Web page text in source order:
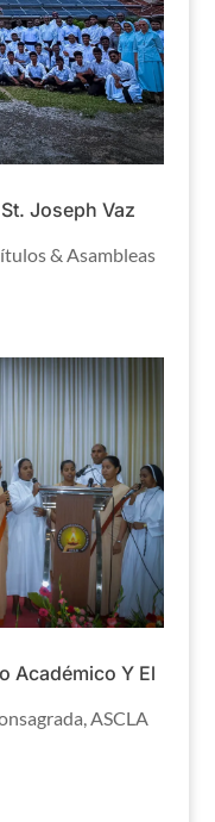
Joseph Vaz
& Asambleas
Académico Y El
,ASCLA